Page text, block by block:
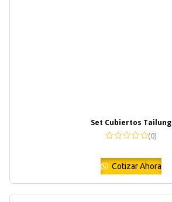
Set Cubiertos Tailung
(0)
Cotizar Ahora